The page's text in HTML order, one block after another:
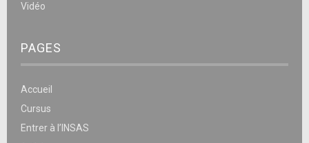
Vidéo
PAGES
Accueil
Cursus
Entrer à l’INSAS